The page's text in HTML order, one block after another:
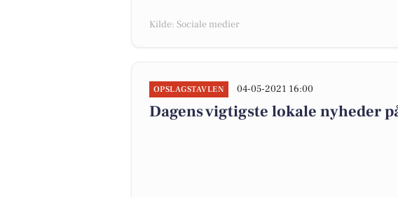
Kilde: Sociale medier
OPSLAGSTAVLEN 04-05-2021 16:00
Dagens vigtigste lokale nyheder